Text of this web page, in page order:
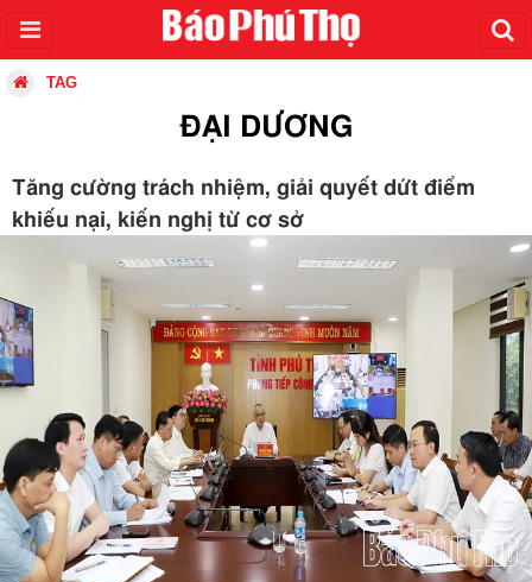
TAG
ĐẠI DƯƠNG
Tăng cường trách nhiệm, giải quyết dứt điểm
khiếu nại, kiến nghị từ cơ sở